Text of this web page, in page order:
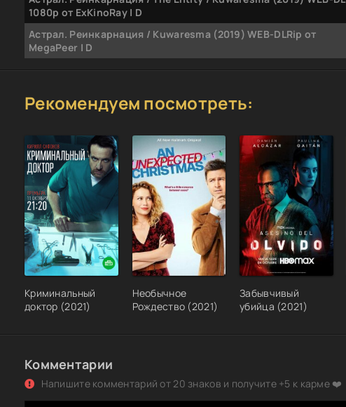
1080p от ExKinoRay | D
Астрал. Реинкарнация / Kuwaresma (2019) WEB-DLRip от
MegaPeer | D
Рекомендуем посмотреть:
Криминальный
доктор (2021)
Необычное
Рождество (2021)
Забывчивый
убийца (2021)
Комментарии
Напишите комментарий от 20 знаков и получите +5 к карме ❤️